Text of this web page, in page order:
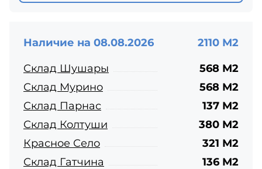
Наличие на 08.08.2026
2110 М2
Склад Шушары
568 М2
Склад Мурино
568 М2
Склад Парнас
137 М2
Склад Колтуши
380 М2
Красное Село
321 М2
Склад Гатчина
136 М2